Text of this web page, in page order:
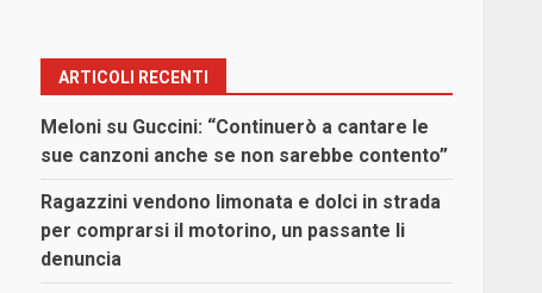
ARTICOLI RECENTI
Meloni su Guccini: “Continuerò a cantare le
sue canzoni anche se non sarebbe contento”
Ragazzini vendono limonata e dolci in strada
per comprarsi il motorino, un passante li
denuncia